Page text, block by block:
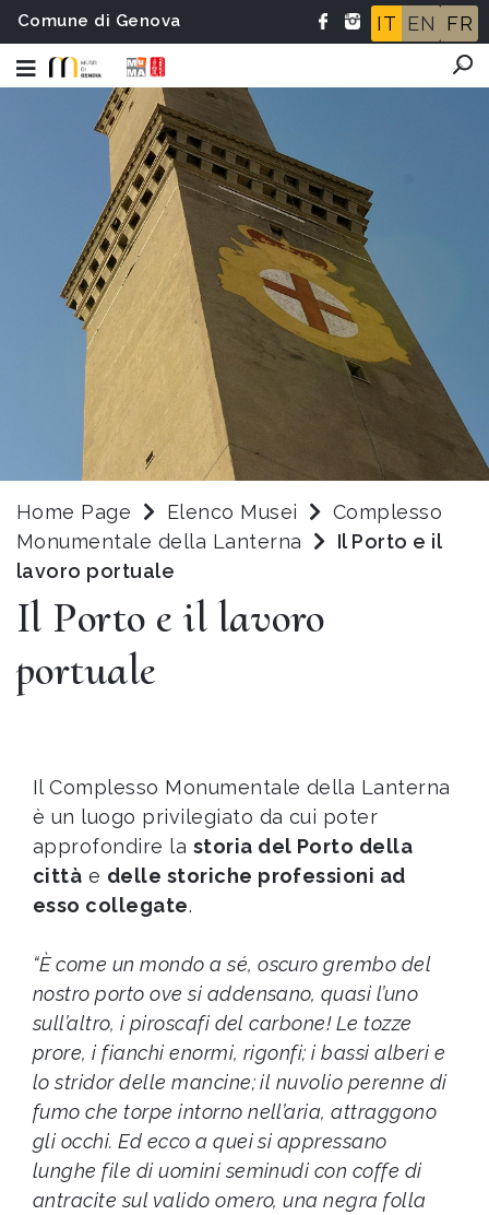
Comune di Genova IT EN FR
Home Page Elenco Musei
Complesso
Monumentale della Lanterna
Il Porto e il
lavoro portuale
Il Porto e il lavoro
portuale
Il Complesso Monumentale della Lanterna
è un luogo privilegiato da cui poter
approfondire la storia del Porto della
città e delle storiche professioni ad
esso collegate.
“È come un mondo a sé, oscuro grembo del
nostro porto ove si addensano, quasi l’uno
sull’altro, i piroscafi del carbone! Le tozze
prore, i fianchi enormi, rigonfi; i bassi alberi e
lo stridor delle mancine; il nuvolio perenne di
fumo che torpe intorno nell’aria, attraggono
gli occhi. Ed ecco a quei si appressano
lunghe file di uomini seminudi con coffe di
antracite sul valido omero, una negra folla